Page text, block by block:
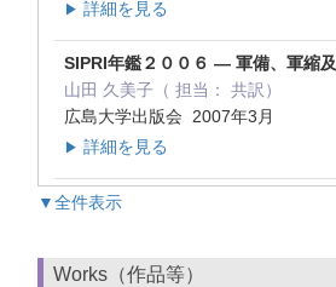
▶ 詳細を見る
SIPRI年鑑２００６ ― 軍備、軍縮
山田 久美子（ 担当： 共訳）
広島大学出版会 2007年3月
▶ 詳細を見る
▼全件表示
Works（作品等）